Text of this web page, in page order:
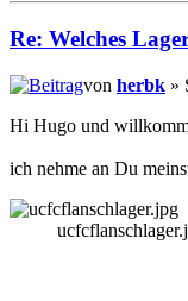
Re: Welches
von herbk »
Hi Hugo und
ich nehme an Du